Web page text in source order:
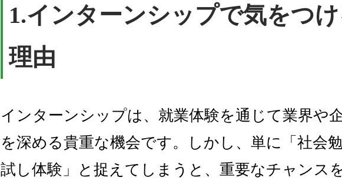
1.インターンシップで気をつ
理由
インターンシップは、就業体験を通じて業界や
を深める貴重な機会です。しかし、単に「社会
試し体験」と捉えてしまうと、重要なチャンス